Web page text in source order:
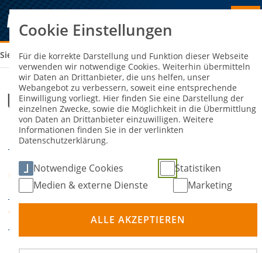
Sie sind hier: UMWELTBEAUFTRAGTER (C)
Umweltbeauftragter (C)
DATUM 23. Februar 2025
ORT
Neustadt an der
Weinstraße
VERANSTALTER mvrp
Anmeldung unter:
Cookie Einstellungen
Für die korrekte Darstellung und Funktion dieser Webseite
verwenden wir notwendige Cookies. Weiterhin übermitteln
wir Daten an Drittanbieter, die uns helfen, unser
Webangebot zu verbessern, soweit eine entsprechende
Einwilligung vorliegt. Hier finden Sie eine Darstellung der
einzelnen Zwecke, sowie die Möglichkeit in die Übermittlung
von Daten an Drittanbieter einzuwilligen. Weitere
Informationen finden Sie in der verlinkten
Datenschutzerklärung.
Notwendige Cookies
Statistiken
Medien & externe Dienste
Marketing
ALLE AKZEPTIEREN